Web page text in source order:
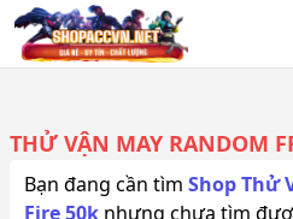
THỬ VẬN MAY RANDOM
Bạn đang cần tìm Shop Thử
Fire 50k nhưng chưa tìm